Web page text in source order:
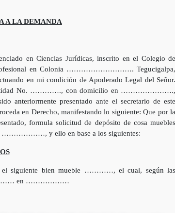
A LA DEMANDA
en Ciencias Jurídicas, inscrito en el Colegio de
en Colonia ………………………. Tegucigalpa,
en mi condición de Apoderado Legal del Señor.
No. …………., con domicilio en ………………….,
presentado ante el secretario de este
en Derecho, manifestando lo siguiente: Que por la
formula solicitud de depósito de cosa muebles
y ello en base a los siguientes:
el siguiente bien mueble …………, el cual, según las
………… en ………………